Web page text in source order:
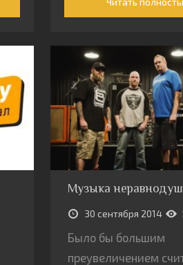
Музыка
30 сентября 2014
Было бы большим
преувеличением